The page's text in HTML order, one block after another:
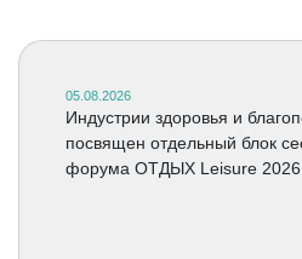
05.08.2026
Индустрии здоровья и
посвящен отдельный блок
форума ОТДЫХ Leisure 2026